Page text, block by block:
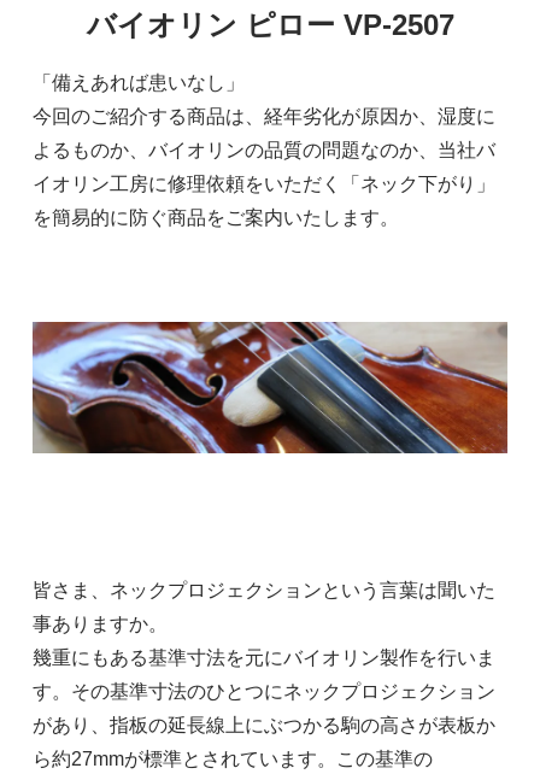
バイオリン ピロー VP-2507
「備えあれば患いなし」
今回のご紹介する商品は、経年劣化が原因か、湿度に
よるものか、バイオリンの品質の問題なのか、当社バ
イオリン工房に修理依頼をいただく「ネック下がり」
を簡易的に防ぐ商品をご案内いたします。
皆さま、ネックプロジェクションという言葉は聞いた
事ありますか。
幾重にもある基準寸法を元にバイオリン製作を行いま
す。その基準寸法のひとつにネックプロジェクション
があり、指板の延長線上にぶつかる駒の高さが表板か
ら約27mmが標準とされています。この基準の